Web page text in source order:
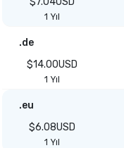
1 Yıl
.de
$14.00USD
1 Yıl
.eu
$6.08USD
1 Yıl